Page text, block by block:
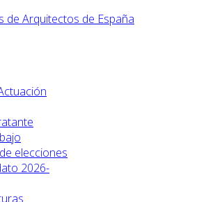
elecciones
2026-